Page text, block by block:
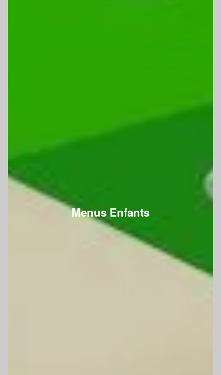
Menus Enfants